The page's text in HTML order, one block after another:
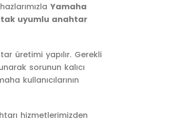
Yamaha
uyumlu anahtar
üretimi yapılır. Gerekli
sorunun kalıcı
kullanıcılarının
hizmetlerimizden